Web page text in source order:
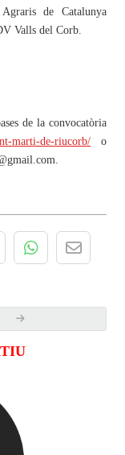
de Catalunya
Valls del Corb.
de la convocatòria
marti-de-riucorb/ o